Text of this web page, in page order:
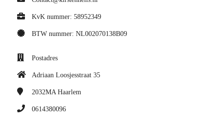
KvK nummer: 58952349
BTW nummer: NL002070138B09
Postadres
Adriaan Loosjesstraat 35
2032MA Haarlem
0614380096